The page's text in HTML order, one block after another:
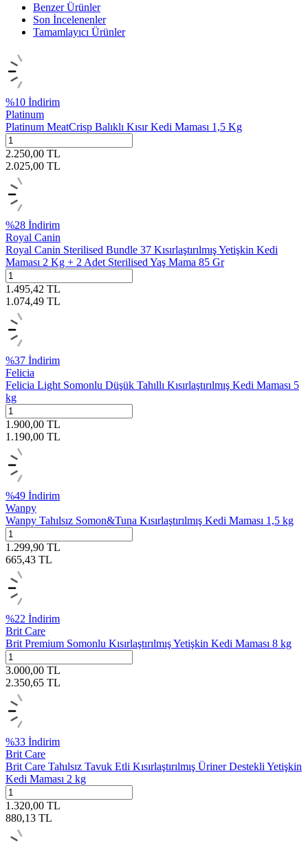
Benzer Ürünler
Son İncelenenler
Tamamlayıcı Ürünler
%10 İndirim
Platinum
Platinum MeatCrisp Balıklı Kısır Kedi Maması 1,5 Kg
2.250,00 TL
2.025,00 TL
%28 İndirim
Royal Canin
Royal Canin Sterilised Bundle 37 Kısırlaştırılmış Yetişkin Kedi
Maması 2 Kg + 2 Adet Sterilised Yaş Mama 85 Gr
1.495,42 TL
1.074,49 TL
%37 İndirim
Felicia
Felicia Light Somonlu Düşük Tahıllı Kısırlaştırılmış Kedi Maması 5
kg
1.900,00 TL
1.190,00 TL
%49 İndirim
Wanpy
Wanpy Tahılsız Somon&Tuna Kısırlaştırılmış Kedi Maması 1,5 kg
1.299,90 TL
665,43 TL
%22 İndirim
Brit Care
Brit Premium Somonlu Kısırlaştırılmış Yetişkin Kedi Maması 8 kg
3.000,00 TL
2.350,65 TL
%33 İndirim
Brit Care
Brit Care Tahılsız Tavuk Etli Kısırlaştırılmış Üriner Destekli Yetişkin
Kedi Maması 2 kg
1.320,00 TL
880,13 TL